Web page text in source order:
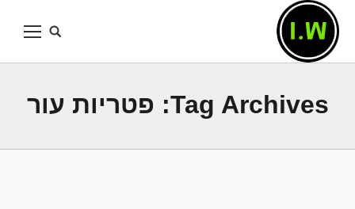
Tag Archives: פטריות עור